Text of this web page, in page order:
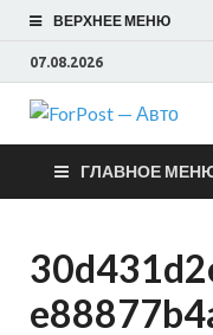
ВЕРХНЕЕ МЕНЮ
07.08.2026
ГЛАВНОЕ